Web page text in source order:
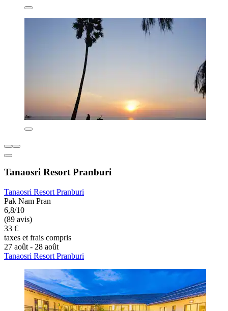
Tanaosri Resort Pranburi
Tanaosri Resort Pranburi
Pak Nam Pran
6,8/10
(89 avis)
33 €
taxes et frais compris
27 août - 28 août
Tanaosri Resort Pranburi